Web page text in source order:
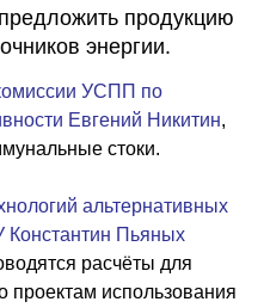
продукцию
энергии.
УСПП по
Евгений Никитин,
стоки.
альтернативных
Константин Пьяных
расчёты для
использования